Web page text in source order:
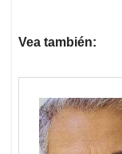
Vea también: